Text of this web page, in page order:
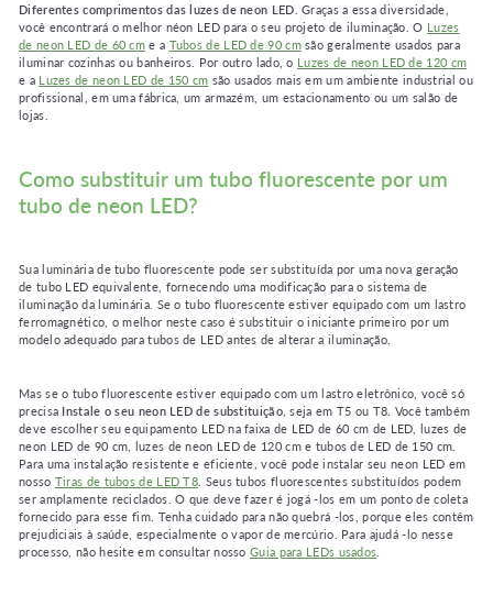
Diferentes comprimentos das luzes de neon LED . Graças a essa diversidade,
você encontrará o melhor néon LED para o seu projeto de iluminação. O Luzes
de neon LED de 60 cm e a Tubos de LED de 90 cmsão geralmente usados ​​para
iluminar cozinhas ou banheiros. Por outro lado, o Luzes de neon LED de 120 cm
e a Luzes de neon LED de 150 cm são usados ​​mais em um ambiente industrial ou
profissional, em uma fábrica, um armazém, um estacionamento ou um salão de
lojas.
Como substituir um tubo fluorescente por um
tubo de neon LED?
Sua luminária de tubo fluorescente pode ser substituída por uma nova geração
de tubo LED equivalente, fornecendo uma modificação para o sistema de
iluminação da luminária. Se o tubo fluorescente estiver equipado com um lastro
ferromagnético, o melhor neste caso é substituir o iniciante primeiro por um
modelo adequado para tubos de LED antes de alterar a iluminação.
Mas se o tubo fluorescente estiver equipado com um lastro eletrônico, você só
precisa Instale o seu neon LED de substituição, seja em T5 ou T8. Você também
deve escolher seu equipamento LED na faixa de LED de 60 cm de LED, luzes de
neon LED de 90 cm, luzes de neon LED de 120 cm e tubos de LED de 150 cm.
Para uma instalação resistente e eficiente, você pode instalar seu neon LED em
nosso Tiras de tubos de LED T8 . Seus tubos fluorescentes substituídos podem
ser amplamente reciclados. O que deve fazer é jogá -los em um ponto de coleta
fornecido para esse fim. Tenha cuidado para não quebrá -los, porque eles contêm
prejudiciais à saúde, especialmente o vapor de mercúrio. Para ajudá -lo nesse
processo, não hesite em consultar nossoGuia para LEDs usados